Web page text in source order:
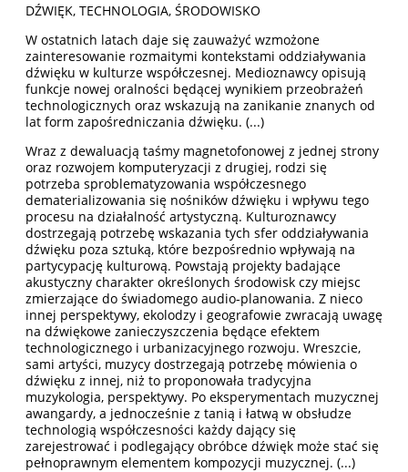
DŹWIĘK, TECHNOLOGIA, ŚRODOWISKO
W ostatnich latach daje się zauważyć wzmożone
zainteresowanie rozmaitymi kontekstami oddziaływania
dźwięku w kulturze współczesnej. Medioznawcy opisują
funkcje nowej oralności będącej wynikiem przeobrażeń
technologicznych oraz wskazują na zanikanie znanych od
lat form zapośredniczania dźwięku. (...)
Wraz z dewaluacją taśmy magnetofonowej z jednej strony
oraz rozwojem komputeryzacji z drugiej, rodzi się
potrzeba sproblematyzowania współczesnego
dematerializowania się nośników dźwięku i wpływu tego
procesu na działalność artystyczną. Kulturoznawcy
dostrzegają potrzebę wskazania tych sfer oddziaływania
dźwięku poza sztuką, które bezpośrednio wpływają na
partycypację kulturową. Powstają projekty badające
akustyczny charakter określonych środowisk czy miejsc
zmierzające do świadomego audio-planowania. Z nieco
innej perspektywy, ekolodzy i geografowie zwracają uwagę
na dźwiękowe zanieczyszczenia będące efektem
technologicznego i urbanizacyjnego rozwoju. Wreszcie,
sami artyści, muzycy dostrzegają potrzebę mówienia o
dźwięku z innej, niż to proponowała tradycyjna
muzykologia, perspektywy. Po eksperymentach muzycznej
awangardy, a jednocześnie z tanią i łatwą w obsłudze
technologią współczesności każdy dający się
zarejestrować i podlegający obróbce dźwięk może stać się
pełnoprawnym elementem kompozycji muzycznej. (...)